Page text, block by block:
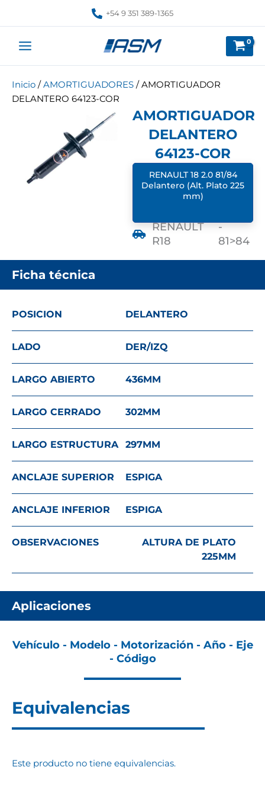
+54 9 351 389-1365
Inicio /AMORTIGUADORES / AMORTIGUADOR
DELANTERO 64123-COR
AMORTIGUADOR
DELANTERO
64123-COR
RENAULT 18 2.0 81/84
Delantero (Alt. Plato 225
mm)
RENAULT
R18
-
81>84
Ficha técnica
POSICION DELANTERO
LADO DER/IZQ
LARGO ABIERTO 436MM
LARGO CERRADO 302MM
LARGO ESTRUCTURA 297MM
ANCLAJE SUPERIOR ESPIGA
ANCLAJE INFERIOR ESPIGA
OBSERVACIONES
ALTURA DE PLATO
225MM
Aplicaciones
Vehículo - Modelo - Motorización - Año - Eje
- Código
Equivalencias
Este producto no tiene equivalencias.